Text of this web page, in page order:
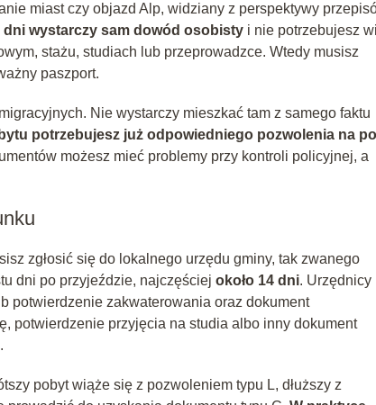
miast czy objazd Alp, widziany z perspektywy
dni wystarczy sam dowód osobisty i nie potrzebujesz
stażu, studiach lub przeprowadzce. Wtedy musisz
paszport.
Nie wystarczy mieszkać tam z samego faktu
potrzebujesz już odpowiedniego pozwolenia na
możesz mieć problemy przy kontroli policyjnej, a
zgłosić się do lokalnego urzędu gminy, tak zwanego
dni po przyjeździe, najczęściej około 14 dni. Urzędnicy
potwierdzenie zakwaterowania oraz dokument
potwierdzenie przyjęcia na studia albo inny dokument
pobyt wiąże się z pozwoleniem typu L, dłuższy z